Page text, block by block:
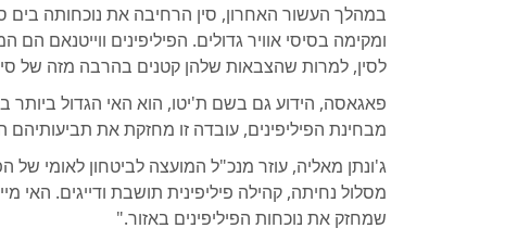
במהלך העשור האחרון, סין הרחיבה את נוכחותה בים
ומקימה בסיסי אוויר גדולים. הפיליפינים ווייטנאם
לסין, למרות שהצבאות שלהן קטנים בהרבה מזה של
פאגאסה, הידוע גם בשם ת'יטו, הוא האי הגדול ביותר
מבחינת הפיליפינים, עובדה זו מחזקת את תביעותיהם
ג'ונתן מאליה, עוזר מנכ"ל המועצה לביטחון לאומי
שמחזק את נוכחות הפיליפינים באזור."